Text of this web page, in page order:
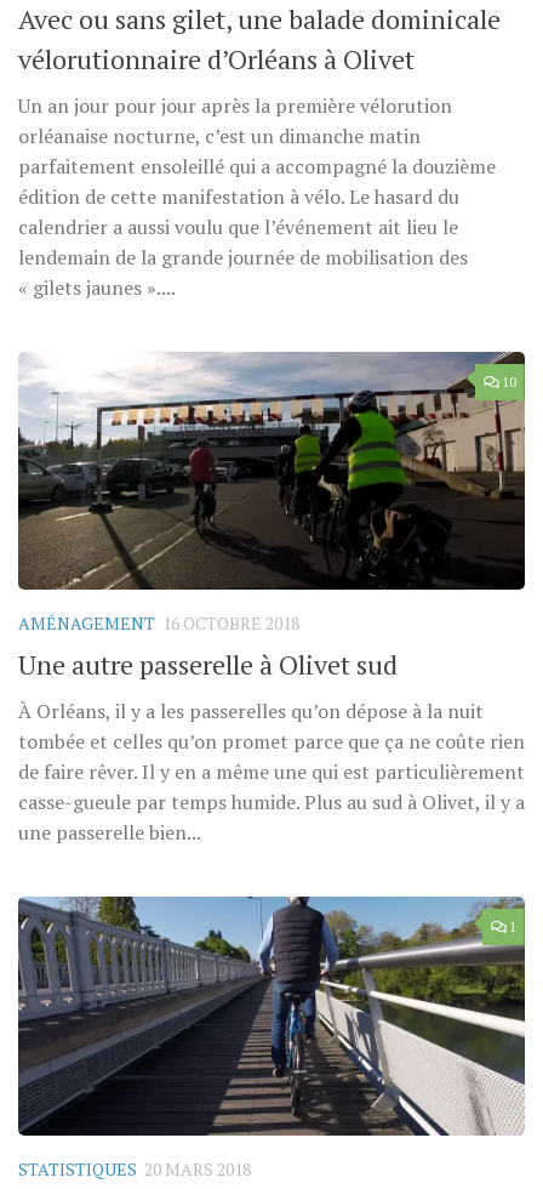
Avec ou sans gilet, une balade dominicale
vélorutionnaire d’Orléans à Olivet
Un an jour pour jour après la première vélorution
orléanaise nocturne, c’est un dimanche matin
parfaitement ensoleillé qui a accompagné la douzième
édition de cette manifestation à vélo. Le hasard du
calendrier a aussi voulu que l’événement ait lieu le
lendemain de la grande journée de mobilisation des
« gilets jaunes »....
10
AMÉNAGEMENT 16 OCTOBRE 2018
Une autre passerelle à Olivet sud
À Orléans, il y a les passerelles qu’on dépose à la nuit
tombée et celles qu’on promet parce que ça ne coûte rien
de faire rêver. Il y en a même une qui est particulièrement
casse-gueule par temps humide. Plus au sud à Olivet, il y a
une passerelle bien...
1
STATISTIQUES 20 MARS 2018